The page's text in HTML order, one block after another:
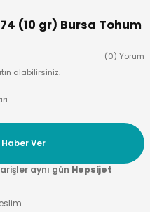
(10 gr) Bursa Tohum
(0) Yorum
alabilirsiniz.
Ver
aynı gün Hepsijet